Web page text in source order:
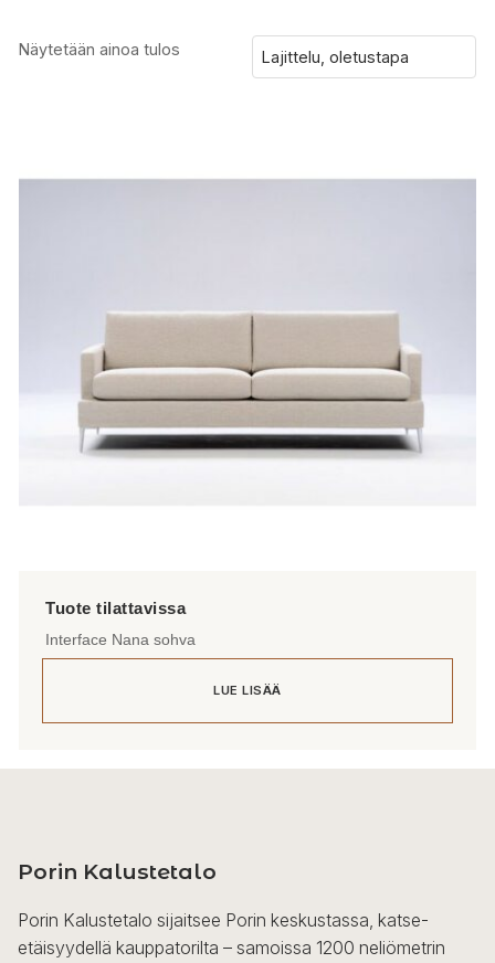
Näytetään ainoa tulos
Interface Nana sohva
LUE LISÄÄ
Porin Kalustetalo
Porin Kalustetalo sijaitsee Porin keskustassa, katse-
etäisyydellä kauppatorilta – samoissa 1200 neliömetrin